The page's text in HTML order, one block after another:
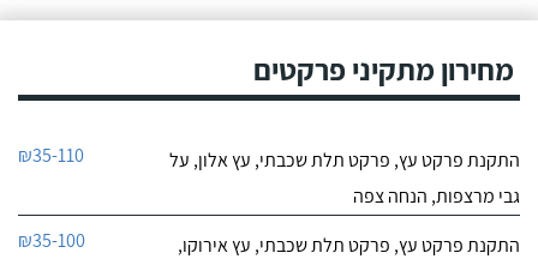
מחירון מתקיני פרקטים
התקנת פרקט עץ, פרקט תלת שכבתי, עץ אלון, על
גבי מרצפות, הנחה צפה
₪35-110
התקנת פרקט עץ, פרקט תלת שכבתי, עץ אירוקו,
₪35-100